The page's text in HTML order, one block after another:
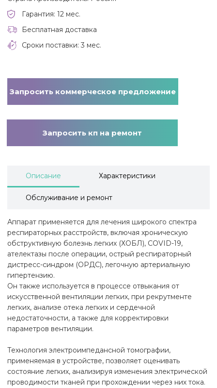
Гарантия: 12 мес.
Бесплатная доставка
Сроки поставки: 3 мес.
Запросить коммерческое предложение
Запросить кп на ремонт
Описание Характеристики
Обслуживание и ремонт
Аппарат применяется для лечения широкого спектра
респираторных расстройств, включая хроническую
обструктивную болезнь легких (ХОБЛ), COVID-19,
ателектазы после операции, острый респираторный
дистресс-синдром (ОРДС), легочную артериальную
гипертензию.
Он также используется в процессе отвыкания от
искусственной вентиляции легких, при рекрутменте
легких, анализе отека легких и сердечной
недостаточности, а также для корректировки
параметров вентиляции.
Технология электроимпедансной томографии,
применяемая в устройстве, позволяет оценивать
состояние легких, анализируя изменения электрической
проводимости тканей при прохождении через них тока.